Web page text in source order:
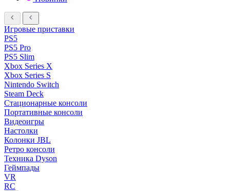
Игровые приставки
PS5
PS5 Pro
PS5 Slim
Xbox Series X
Xbox Series S
Nintendo Switch
Steam Deck
Стационарные консоли
Портативные консоли
Видеоигры
Настолки
Колонки JBL
Ретро консоли
Техника Dyson
Геймпады
VR
RC